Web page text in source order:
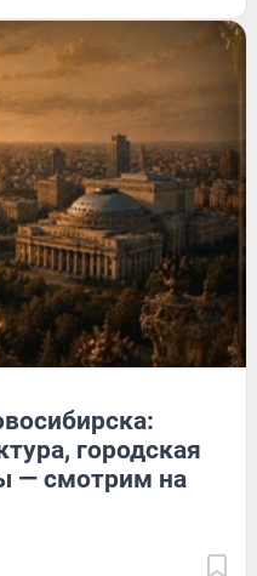
городская
— смотрим на